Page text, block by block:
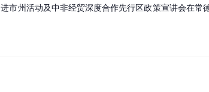
市州活动及中非经贸深度合作先行区政策宣讲会在常